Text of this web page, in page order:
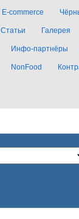
E-commerce
Статьи Галерея
Инфо-партнёры
NonFood